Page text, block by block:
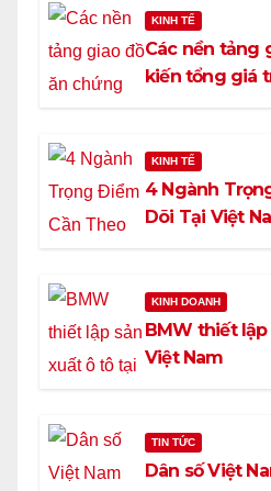
KINH TẾ
Các nền tảng
kiến tổng giá
KINH TẾ
4 Ngành
Dõi Tại Việt
KINH DOANH
BMW thiết
Việt Nam
TIN TỨC
Dân số Việt